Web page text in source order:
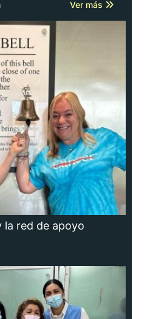
Ver más
la red de apoyo